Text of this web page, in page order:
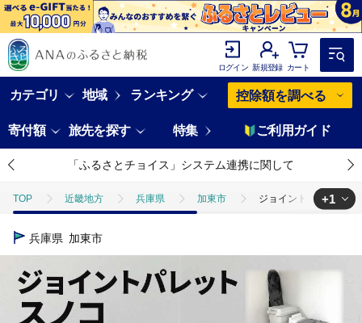
ログイン 新規登録 カート
カテゴリ 地域 ランキング 控除額を調べる
寄付額 旅先を探す 特集 ご利用ガイド
「ふるさとチョイス」システム連携に関して
TOP 近畿地方 兵庫県 加東市 ジョイントパレットス
TOP
+1
兵庫県 加東市